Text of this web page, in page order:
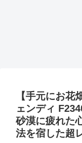
【手元にお花
ェンディ
砂漠に疲れた
法を宿した超